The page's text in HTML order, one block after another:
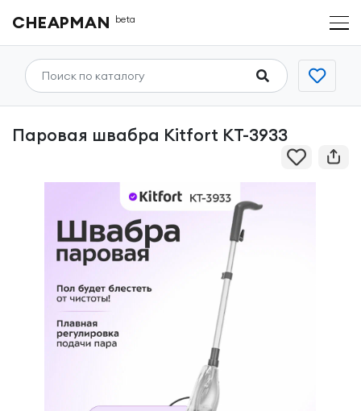
CHEAPMAN beta
Паровая швабра Kitfort КТ-3933